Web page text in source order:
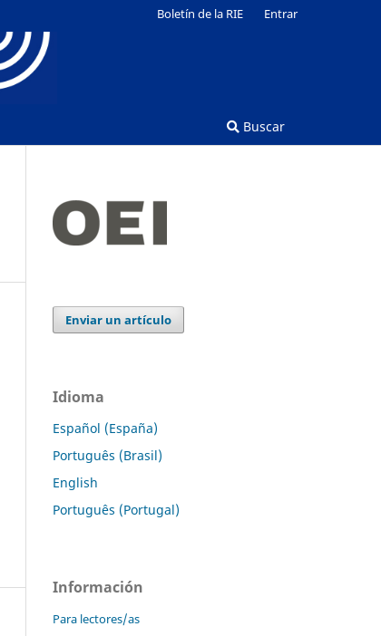
Buscar
Boletín de la RIE Entrar
Enviar un artículo
Idioma
Español (España)
Português (Brasil)
English
Português (Portugal)
Información
Para lectores/as